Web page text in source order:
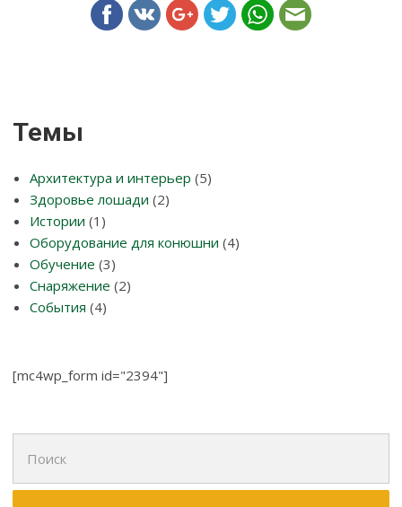
Темы
Архитектура и интерьер (5)
Здоровье лошади (2)
Истории (1)
Оборудование для конюшни (4)
Обучение (3)
Снаряжение (2)
События (4)
[mc4wp_form id="2394"]
для: